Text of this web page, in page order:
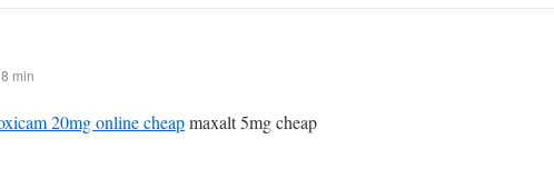
min
20mg online cheapmaxalt 5mg cheap